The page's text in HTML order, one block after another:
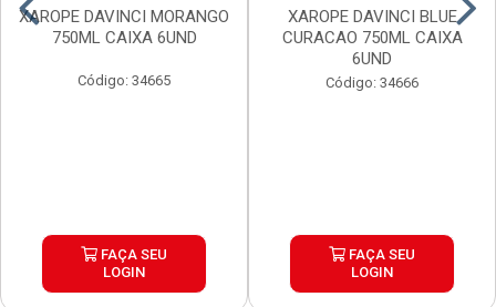
XAROPE DAVINCI MORANGO
750ML CAIXA 6UND
Código: 34665
FAÇA SEU
LOGIN
XAROPE DAVINCI BLUE
CURACAO 750ML CAIXA
6UND
Código: 34666
FAÇA SEU
LOGIN